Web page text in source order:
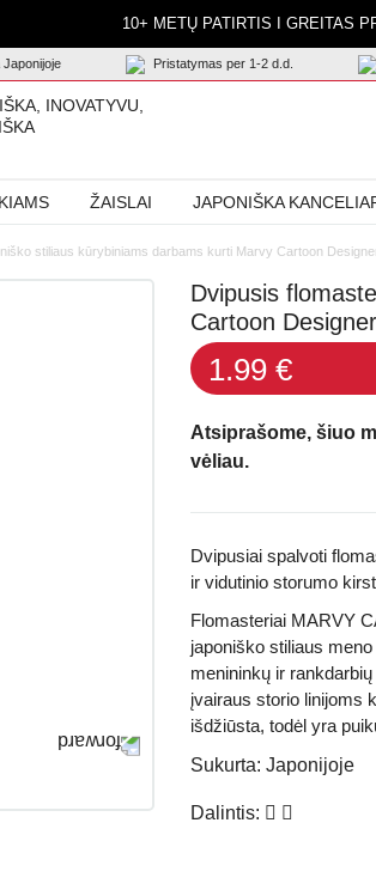
10+ METŲ PATIRTIS I GREITAS
Pristatymas per 1-2 d.d.
INOVATYVU,
ŽAISLAI JAPONIŠKA
stiliaus kūrybiniams darbams kurti Marvy Cartoon
Dvipusis
Cartoon
1.99 €
Atsiprašome, šiuo
vėliau.
Dvipusiai spalvoti
ir vidutinio storumo
Flomasteriai MARVY
japoniško stiliaus
menininkų ir
įvairaus storio linijoms
išdžiūsta, todėl yra
Sukurta: Japonijoje
Dalintis: